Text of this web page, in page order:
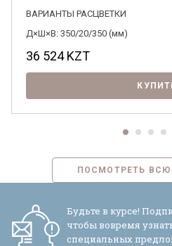
ВАРИАНТЫ РАСЦВЕТКИ
Д×Ш×В: 350/20/350 (мм)
36 524KZT
ПОСМОТРЕТЬ
Будьте в курсе!
чтобы вовремя
специальных